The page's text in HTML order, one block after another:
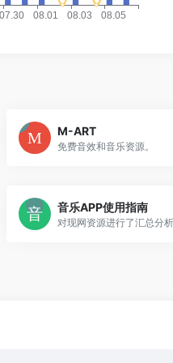
M-ART
免费音效和音乐资源。
音乐APP使用指南